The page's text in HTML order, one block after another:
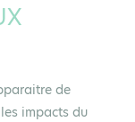
de
impacts du